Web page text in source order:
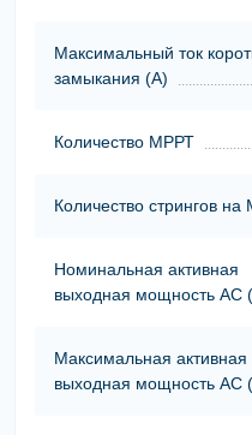
Максимальный ток
замыкания (А)
Количество МРРТ
Количество стрингов
Номинальная активная
выходная мощность АС
Максимальная активная
выходная мощность АС